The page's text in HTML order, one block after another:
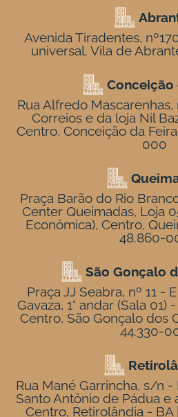
Avenida Tiradentes,
universal. Vila de
Conceição
Rua Alfredo
Correios e da loja Nil
Centro, Conceição da
000
Praça Barão do Rio
Center Queimadas, Loja
Econômica), Centro,
48.860-
São Gonçalo
Praça JJ Seabra, nº 11 -
Gavaza, 1° andar (Sala
Centro, São Gonçalo dos
44.330-
Rua Mané Garrincha, s/n -
Santo Antônio de Pádua e
Centro, Retirolândia - BA